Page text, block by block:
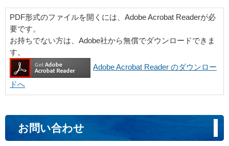
PDF形式のファイルを開くには、Adobe Acrobat Readerが必
要です。
お持ちでない方は、Adobe社から無償でダウンロードできま
す。
Adobe Acrobat Reader のダウンロー
ドへ
お問い合わせ